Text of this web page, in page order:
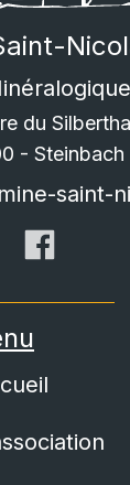
du
- Steinbach
saint-